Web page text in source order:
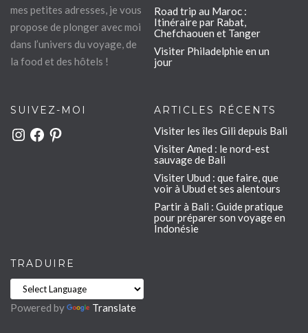
mes petites adresses, je vous
propose de plonger avec moi
dans l’univers du voyage, de
la food et des hôtels !
Road trip au Maroc :
Itinéraire par Rabat,
Chefchaouen et Tanger
Visiter Philadelphie en un
jour
SUIVEZ-MOI
Instagram
FacebookPinterest
ARTICLES RÉCENTS
Visiter les îles Gili depuis Bali
Visiter Amed : le nord-est
sauvage de Bali
Visiter Ubud : que faire, que
voir à Ubud et ses alentours
Partir à Bali : Guide pratique
pour préparer son voyage en
Indonésie
TRADUIRE
Powered by Translate